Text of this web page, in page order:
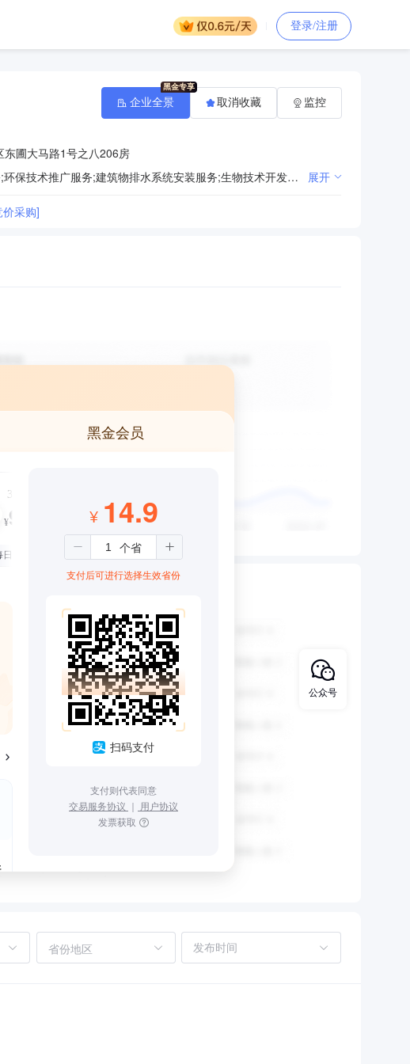
登录/注册
东圃大马路1号之八206房
水处理安装服务;工程技术咨询服务;商品信息咨询服务;智能化安装工程服务;节能技术转让服务;环保技术推广服务;建筑物排水系统安装服务;生物技术开发服务;材料科学研究、技术开发;网络技术的研究、开发;新材料技术转让服务;电子、通信与自动控制技术研究、开发;新材料技术推广服务;新材料技术咨询、交流服务;新材料技术开发服务;环保技术咨询、交流服务;节能技术咨询、交流服务;安全技术防范系统设计、施工、维修;机电设备安装服务;生物技术转让服务;能源技术研究、技术开发服务;商品批发贸易（许可审批类商品除外）;环保技术开发服务;环保技术转让服务;计算机网络系统工程服务;建筑物空调设备、通风设备系统安装服务;商品零售贸易（许可审批类商品除外）;计算机技术开发、技术服务;建筑物自来水系统安装服务;节能技术开发服务;机械技术开发服务;节能技术推广服务;信息电子技术服务;建筑物采暖系统安装服务; 展开
采购]
企业全景 取消收藏 监控
黑金会员
3个月
¥99
日仅1.08元
¥ 14.9
支付后可进行选择生效省份
扫码支付
支付则代表同意
交易服务协议 ｜ 用户协议
发票获取
省份地区
公众号